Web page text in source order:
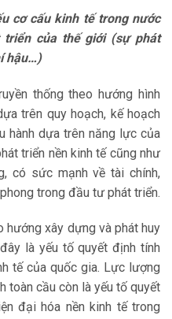
cơ cấu kinh tế trong nước
của thế giới (sự phát
hậu…)
thống theo hướng hình
trên quy hoạch, kế hoạch
hành dựa trên năng lực của
triển nền kinh tế cũng như
có sức mạnh về tài chính,
trong đầu tư phát triển.
hướng xây dựng và phát huy
là yếu tố quyết định tính
tế của quốc gia. Lực lượng
toàn cầu còn là yếu tố quyết
đại hóa nền kinh tế trong